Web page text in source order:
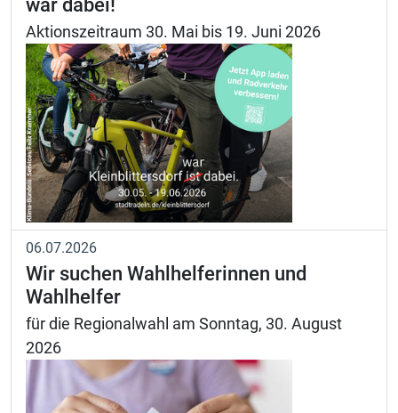
war dabei!
Aktionszeitraum 30. Mai bis 19. Juni 2026
06.07.2026
Wir suchen Wahlhelferinnen und
Wahlhelfer
für die Regionalwahl am Sonntag, 30. August
2026